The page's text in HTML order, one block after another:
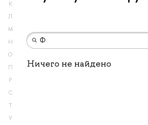
К
Л
М
Н
О
П
Р
С
Т
У
Ничего не найдено